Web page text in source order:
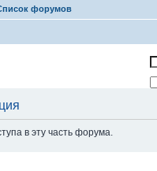
форумов
в эту часть форума.